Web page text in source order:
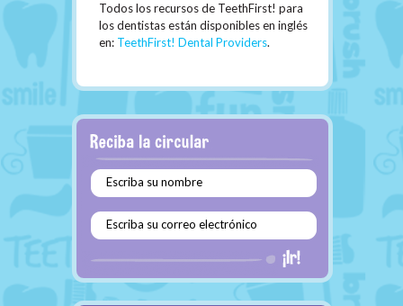
Todos los recursos de TeethFirst! para
los dentistas están disponibles en inglés
en: TeethFirst! Dental Providers.
Escriba su nombre
Escriba su correo electrónico